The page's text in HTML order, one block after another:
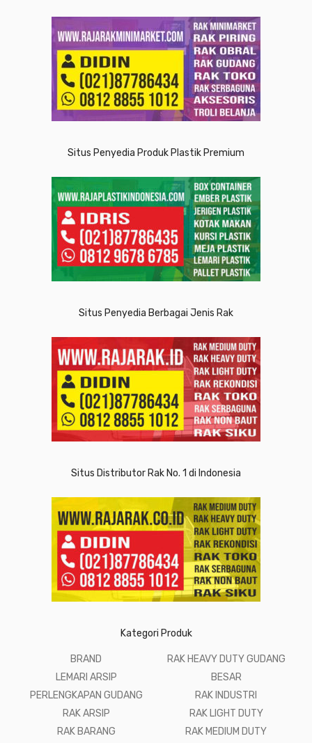
Situs Penyedia Produk Plastik Premium
Situs Penyedia Berbagai Jenis Rak
Situs Distributor Rak No. 1 di Indonesia
Kategori Produk
BRAND
LEMARI ARSIP
PERLENGKAPAN GUDANG
RAK ARSIP
RAK BARANG
RAK HEAVY DUTY GUDANG
BESAR
RAK INDUSTRI
RAK LIGHT DUTY
RAK MEDIUM DUTY